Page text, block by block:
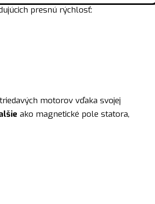
presnú rýchlosť:
motorov vďaka svojej
ako magnetické pole statora,